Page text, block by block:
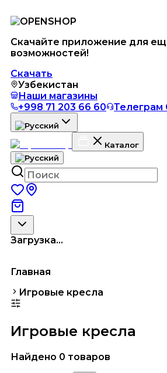
Скачайте приложение для
возможностей!
Скачать
Узбекистан
Наши магазины
+998 71 203 66 60
Телеграм
Каталог
Загрузка...
Главная
Игровые кресла
Игровые кресла
Найдено 0 товаров